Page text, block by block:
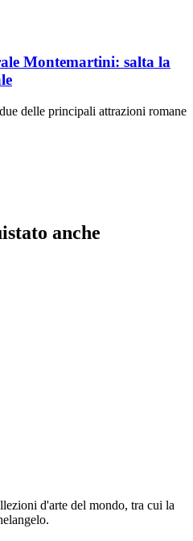
Montemartini: salta la
delle principali attrazioni romane
anche
d'arte del mondo, tra cui la